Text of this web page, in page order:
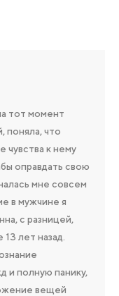
тот момент
поняла, что
чувства к нему
оправдать свою
мне совсем
в мужчине я
с разницей,
лет назад.
и полную панику,
вещей